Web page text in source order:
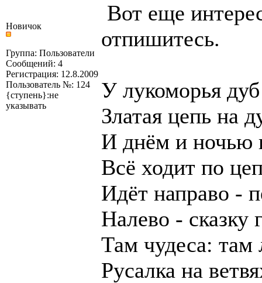
Новичок
Группа: Пользователи
Сообщений: 4
Регистрация: 12.8.2009
Пользователь №: 124
{ступень}:не
указывать
Вот еще
отпишитесь.
У лукоморья
Златая цепь на
И днём и ночью
Всё ходит по
Идёт направо -
Налево - сказку
Там чудеса: там
Русалка на